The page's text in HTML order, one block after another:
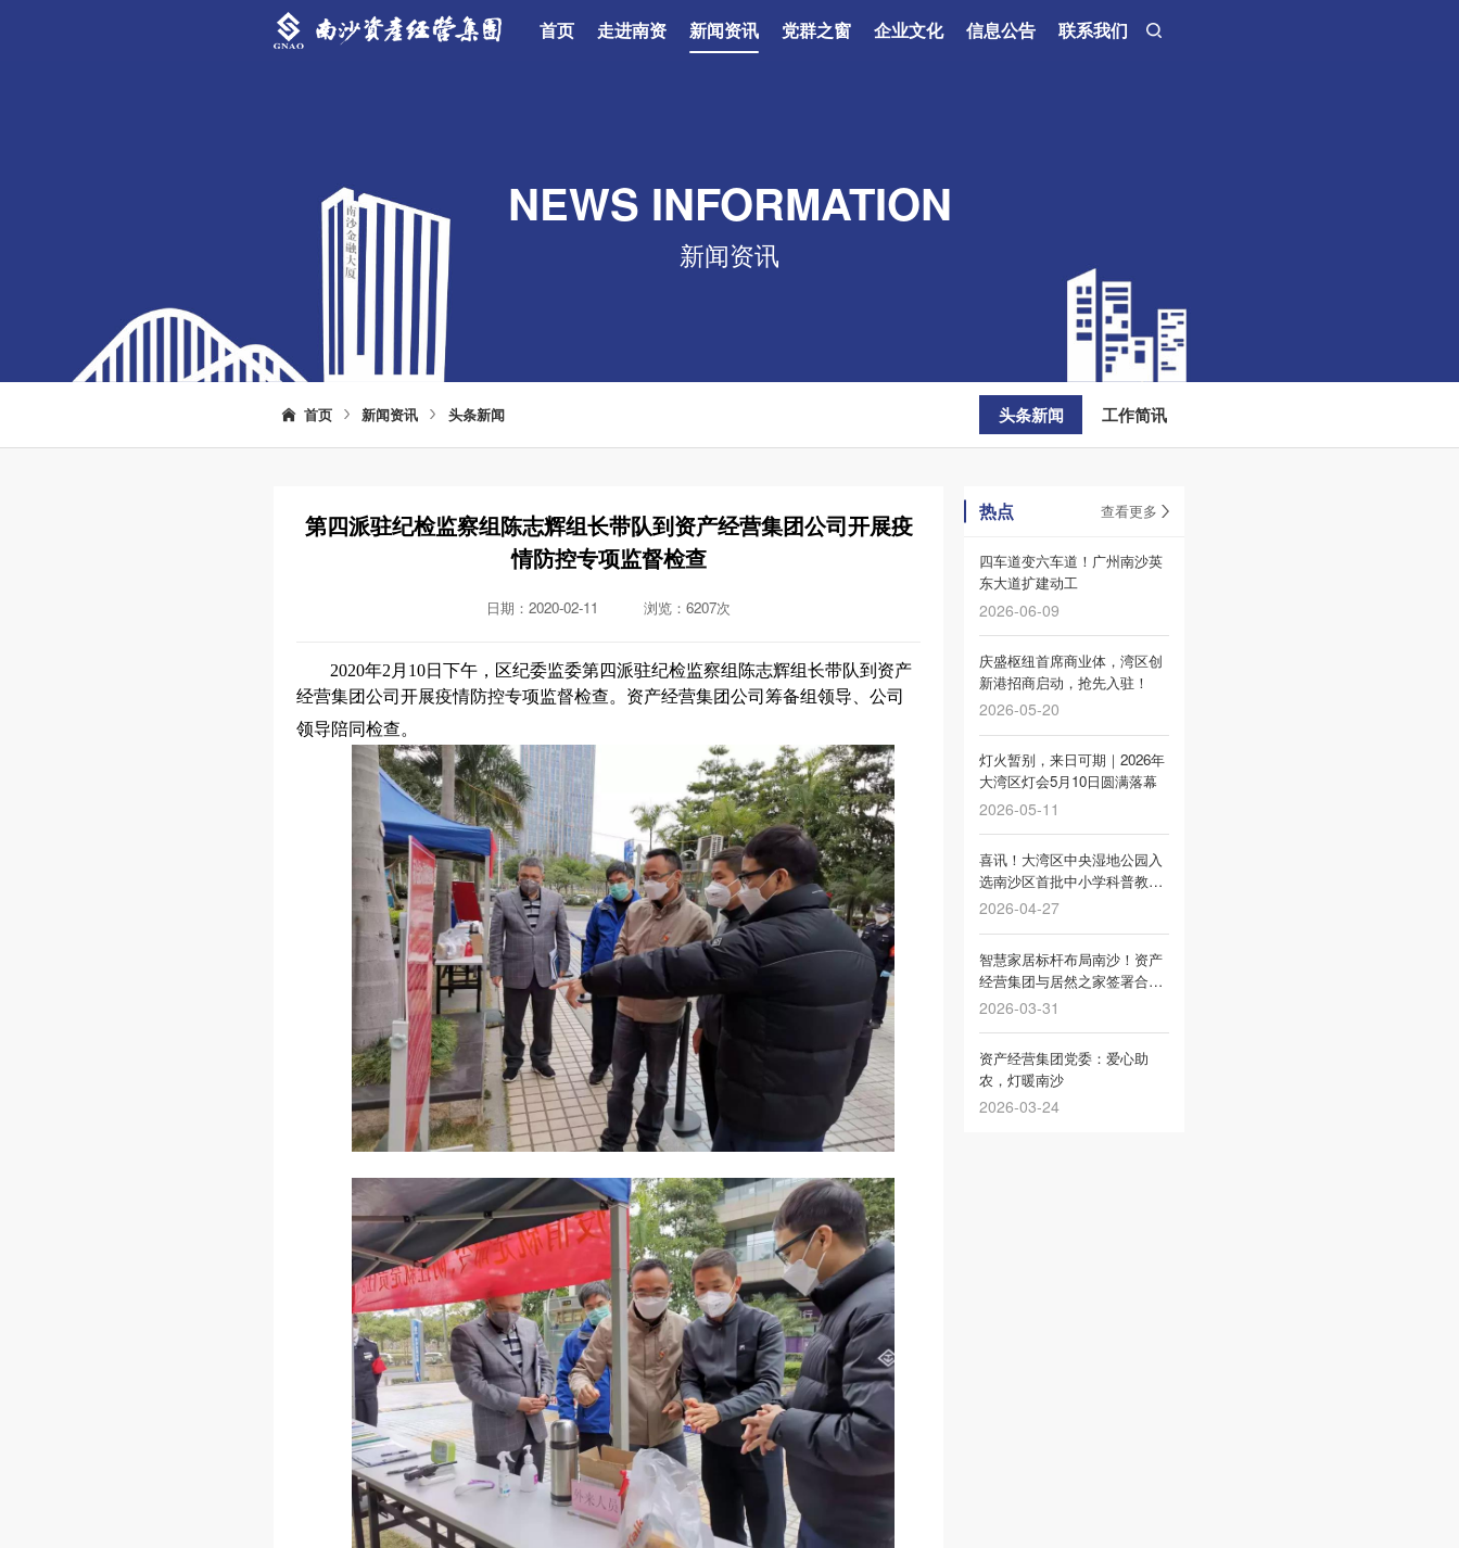
首页 走进南资 新闻资讯 党群之窗 企业文化 信息公告 联系我们
NEWS INFORMATION
新闻资讯
首页 新闻资讯 头条新闻 头条新闻 工作简讯
第四派驻纪检监察组陈志辉组长带队到资产经营集团公司开展疫
情防控专项监督检查
日期：2020-02-11 浏览：6207次
2020年2月10日下午，区纪委监委第四派驻纪检监察组陈志辉组长带队到资产
经营集团公司 开展疫情防控专项监督检查。资产经营集团公司 筹备组领导、公司
领导陪同检查。
热点 查看更多
四车道变六车道！广州南沙英
东大道扩建动工
2026-06-09
庆盛枢纽首席商业体，湾区创
新港招商启动，抢先入驻！
2026-05-20
灯火暂别，来日可期｜2026年
大湾区灯会5月10日圆满落幕
2026-05-11
喜讯！大湾区中央湿地公园入
选南沙区首批中小学科普教育
基地！
2026-04-27
智慧家居标杆布局南沙！资产
经营集团与居然之家签署合作
协议
2026-03-31
资产经营集团党委：爱心助
农，灯暖南沙
2026-03-24